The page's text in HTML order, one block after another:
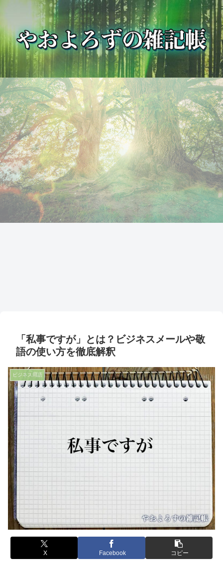
「私事ですが」とは？ビジネスメールや敬
語の使い方を徹底解釈
ビジネス用語
X Facebook コピー